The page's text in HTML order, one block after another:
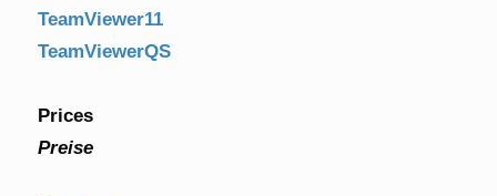
TeamViewer11
TeamViewerQS
Prices
Preise